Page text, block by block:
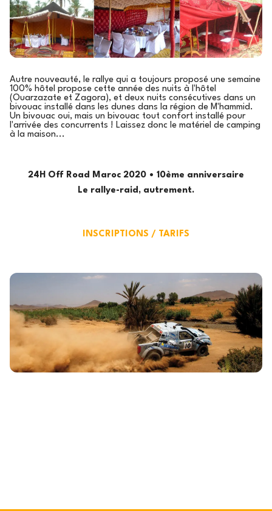
Autre nouveauté, le rallye qui a toujours proposé une semaine
100% hôtel propose cette année des nuits à l'hôtel
(Ouarzazate et Zagora), et deux nuits consécutives dans un
bivouac installé dans les dunes dans la région de M'hammid.
Un bivouac oui, mais un bivouac tout confort installé pour
l'arrivée des concurrents ! Laissez donc le matériel de camping
à la maison...
24H Off Road Maroc 2020 • 10ème anniversaire
Le rallye-raid, autrement.
INSCRIPTIONS / TARIFS